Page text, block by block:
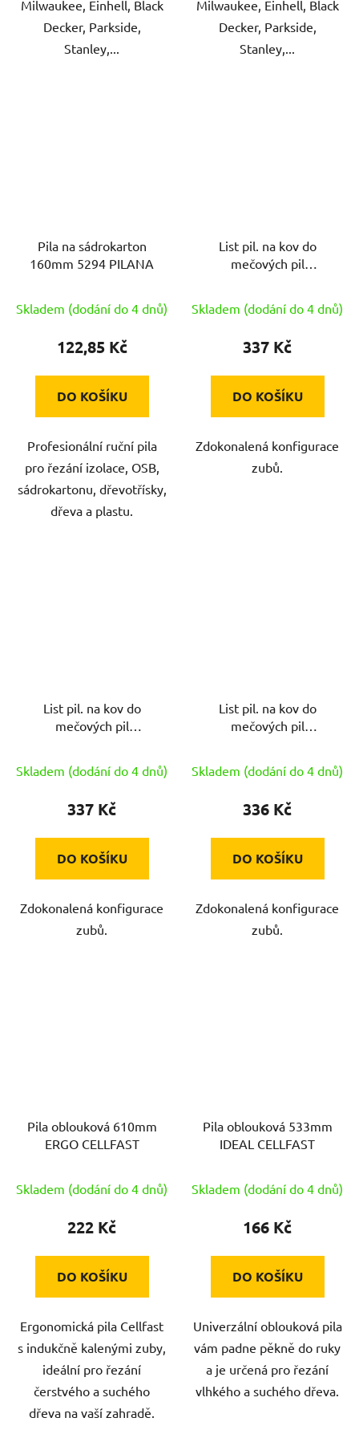
Milwaukee, Einhell, Black
Decker, Parkside,
Stanley,...
Milwaukee, Einhell, Black
Decker, Parkside,
Stanley,...
Pila na sádrokarton
160mm 5294 PILANA
Skladem (dodání do 4 dnů)
122,85 Kč
DO KOŠÍKU
Profesionální ruční pila
pro řezání izolace, OSB,
sádrokartonu, dřevotřísky,
dřeva a plastu.
List pil. na kov do
mečových pil
Skladem (dodání do 4 dnů)
337 Kč
DO KOŠÍKU
Zdokonalená konfigurace
zubů.
List pil. na kov do
mečových pil
Skladem (dodání do 4 dnů)
337 Kč
DO KOŠÍKU
Zdokonalená konfigurace
zubů.
List pil. na kov do
mečových pil
Skladem (dodání do 4 dnů)
336 Kč
DO KOŠÍKU
Zdokonalená konfigurace
zubů.
Pila oblouková 610mm
ERGO CELLFAST
Skladem (dodání do 4 dnů)
222 Kč
DO KOŠÍKU
Ergonomická pila Cellfast
s indukčně kalenými zuby,
ideální pro řezání
čerstvého a suchého
dřeva na vaší zahradě.
Pila oblouková 533mm
IDEAL CELLFAST
Skladem (dodání do 4 dnů)
166 Kč
DO KOŠÍKU
Univerzální oblouková pila
vám padne pěkně do ruky
a je určená pro řezání
vlhkého a suchého dřeva.